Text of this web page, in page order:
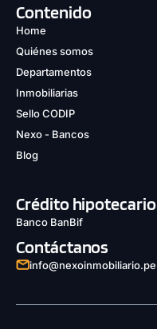
Contenido
Home
Quiénes somos
Departamentos
Inmobiliarias
Sello CODIP
Nexo - Bancos
Blog
Crédito hipotecario
Banco BanBif
Contáctanos
info@nexoinmobiliario.pe